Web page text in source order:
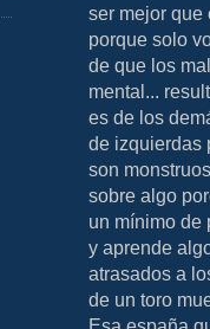
ser mejor que
porque solo
de que los
mental...
es de los
de izquierdas
son
sobre algo
un mínimo de
y aprende
atrasados a
de un toro